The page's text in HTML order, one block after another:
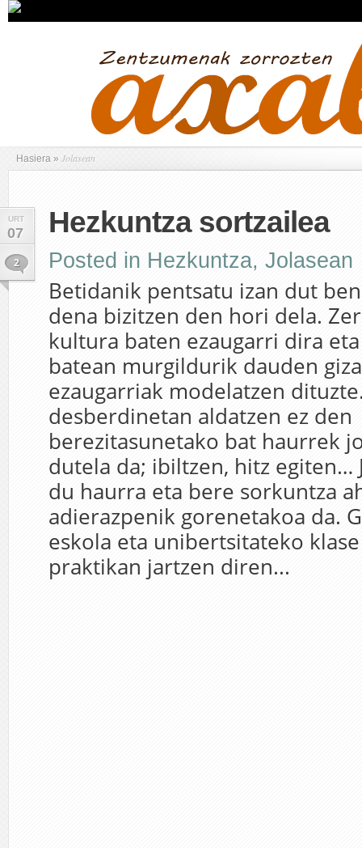
Hasiera » Jolasean
URT
07
2
Hezkuntza sortzailea
Posted in Hezkuntza, Jolasean
Betidanik pentsatu izan dut
dena bizitzen den hori dela.
kultura baten ezaugarri dira
batean murgildurik dauden
ezaugarriak modelatzen
desberdinetan aldatzen ez den
berezitasunetako bat haurrek
dutela da; ibiltzen, hitz egiten…
du haurra eta bere sorkuntza
adierazpenik gorenetakoa da.
eskola eta unibertsitateko
praktikan jartzen diren...